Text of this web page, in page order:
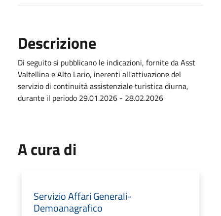
Descrizione
Di seguito si pubblicano le indicazioni, fornite da Asst
Valtellina e Alto Lario, inerenti all'attivazione del
servizio di continuità assistenziale turistica diurna,
durante il periodo 29.01.2026 - 28.02.2026
A cura di
Servizio Affari Generali-
Demoanagrafico